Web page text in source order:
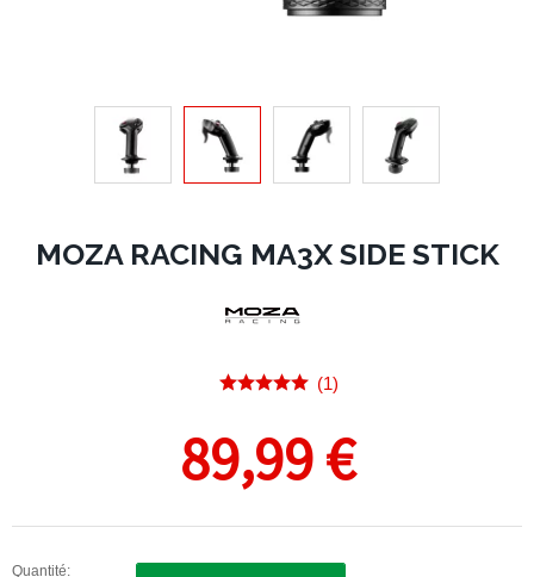
MOZA RACING MA3X SIDE STICK
(1)
89,99 €
Quantité: